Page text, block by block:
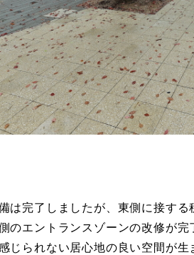
は完了しましたが、東側に接す
のエントランスゾーンの改修が
じられない居心地の良い空間が生